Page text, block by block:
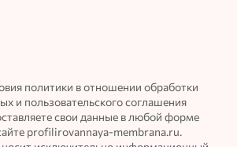
политики в отношении обработки
и пользовательского соглашения
свои данные в любой форме
profilirovannaya-membrana.ru.